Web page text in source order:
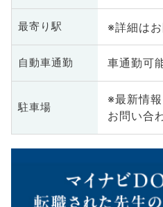
最寄り駅 ※詳細は
自動車通勤 車通勤可
駐車場
※最新情
お問い合